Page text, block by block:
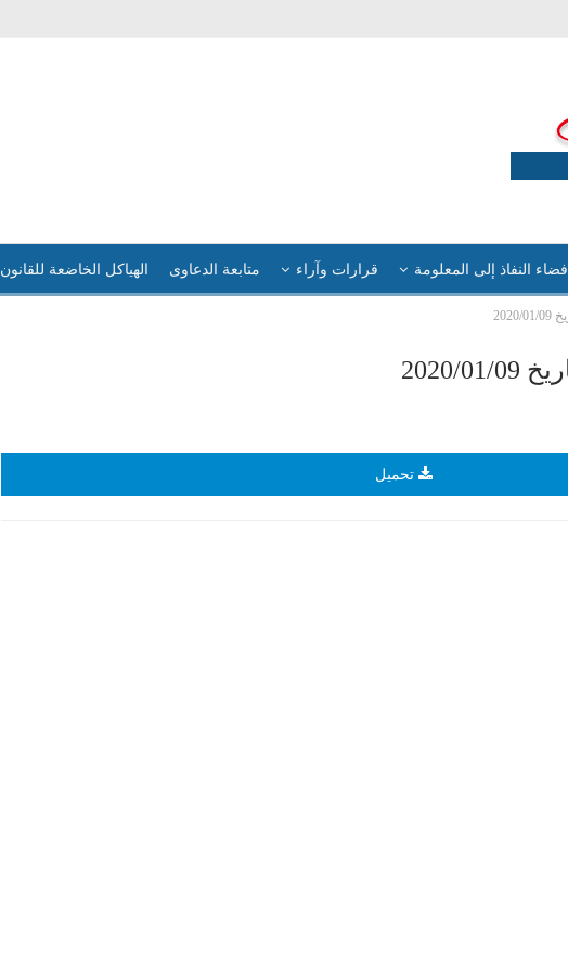
فضاء النفاذ إلى المعلومة قرارات وآراء متابعة الدعاوى الهياكل الخاضعة للقانون
تحميل